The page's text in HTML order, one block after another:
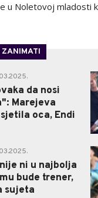
u Noletovoj mladosti
ZANIMATI
da nosi
Marejeva
oca, Endi
ni u najbolja
bude trener,
sujeta